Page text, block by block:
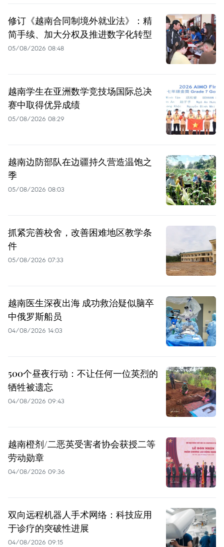
修订《越南合同制境外就业法》：精
简手续、加大分权及推进数字化转型
05/08/2026 08:48
越南学生在亚洲数学竞技场国际总决
赛中取得优异成绩
05/08/2026 08:29
越南边防部队在边疆持久营造温饱之
季
05/08/2026 08:03
抓紧完善校舍，改善困难地区教学条
件
05/08/2026 07:33
越南医生深夜出海 成功救治疑似脑卒
中俄罗斯船员
04/08/2026 14:03
500个昼夜行动：不让任何一位英烈的
牺牲被遗忘
04/08/2026 09:43
越南橙剂/二恶英受害者协会获授二等
劳动勋章
04/08/2026 09:36
双向远程机器人手术网络：科技应用
于诊疗的突破性进展
04/08/2026 09:15